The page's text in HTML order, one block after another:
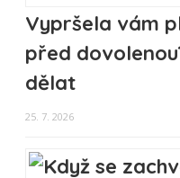
Vypršela vám
před
dělat
25. 7. 2026